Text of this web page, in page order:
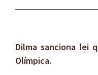
Dilma sanciona lei
Olímpica.